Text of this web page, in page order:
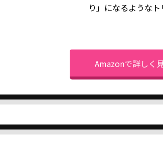
り」になるようなト
Amazonで詳しく